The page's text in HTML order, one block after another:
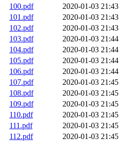
100.pdf
2020-01-03 21:43
101.pdf
2020-01-03 21:43
102.pdf
2020-01-03 21:43
103.pdf
2020-01-03 21:44
104.pdf
2020-01-03 21:44
105.pdf
2020-01-03 21:44
106.pdf
2020-01-03 21:44
107.pdf
2020-01-03 21:45
108.pdf
2020-01-03 21:45
109.pdf
2020-01-03 21:45
110.pdf
2020-01-03 21:45
111.pdf
2020-01-03 21:45
112.pdf
2020-01-03 21:45